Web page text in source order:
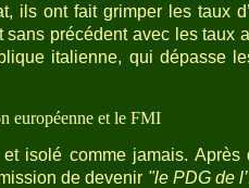
ils ont fait grimper les taux
sans précédent avec les taux
italienne, qui dépasse
européenne et le FMI
isolé comme jamais.
de devenir "le PDG de